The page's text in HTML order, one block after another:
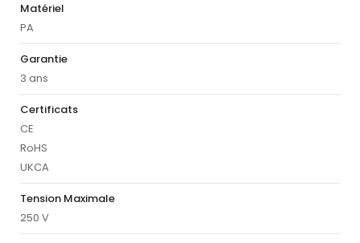
Matériel
PA
Garantie
3 ans
Certificats
CE
RoHS
UKCA
Tension Maximale
250 V